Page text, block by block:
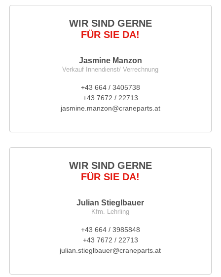
WIR SIND GERNE
FÜR SIE DA!
Jasmine Manzon
Verkauf Innendienst/ Verrechnung
+43 664 / 3405738
+43 7672 / 22713
jasmine.manzon@craneparts.at
WIR SIND GERNE
FÜR SIE DA!
Julian Stieglbauer
Kfm. Lehrling
+43 664 / 3985848
+43 7672 / 22713
julian.stieglbauer@craneparts.at